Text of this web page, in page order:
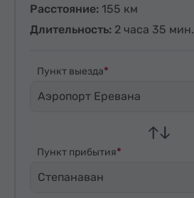
Расстояние: 155 км
Длительность: 2 часа 35 мин.
Пункт выезда
Аэропорт Еревана
Пункт прибытия
Степанаван